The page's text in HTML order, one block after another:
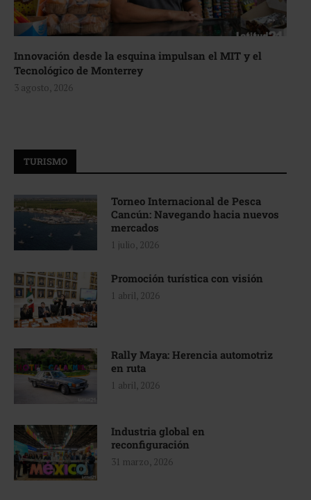
Innovación desde la esquina impulsan el MIT y el
Tecnológico de Monterrey
3 agosto, 2026
TURISMO
Torneo Internacional de Pesca
Cancún: Navegando hacia nuevos
mercados
1 julio, 2026
Promoción turística con visión
1 abril, 2026
Rally Maya: Herencia automotriz
en ruta
1 abril, 2026
Industria global en
reconfiguración
31 marzo, 2026